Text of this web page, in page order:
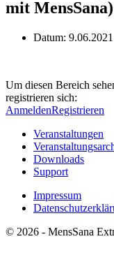
mit MensSana)
Datum: 9.06.2021
Um diesen Bereich
registrieren sich:
AnmeldenRegistrieren
Veranstaltungen
Downloads
Support
Impressum
© 2026 - MensSana